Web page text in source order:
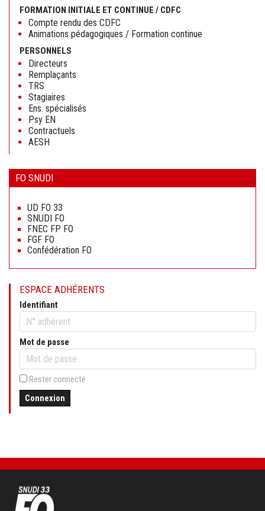
FORMATION INITIALE ET CONTINUE / CDFC
Compte rendu des CDFC
Animations pédagogiques / Formation continue
PERSONNELS
Directeurs
Remplaçants
TRS
Stagiaires
Ens. spécialisés
Psy EN
Contractuels
AESH
FO SNUDI
contenu
UD FO 33
SNUDI FO
FNEC FP FO
FGF FO
Confédération FO
ESPACE ADHÉRENTS
Identifiant
Mot de passe
Rester connecté
Connexion